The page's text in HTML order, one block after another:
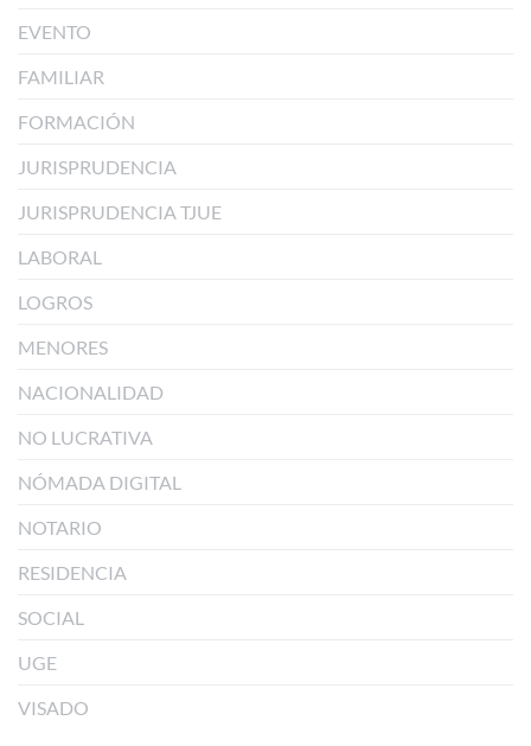
EVENTO
FAMILIAR
FORMACIÓN
JURISPRUDENCIA
JURISPRUDENCIA TJUE
LABORAL
LOGROS
MENORES
NACIONALIDAD
NO LUCRATIVA
NÓMADA DIGITAL
NOTARIO
RESIDENCIA
SOCIAL
UGE
VISADO